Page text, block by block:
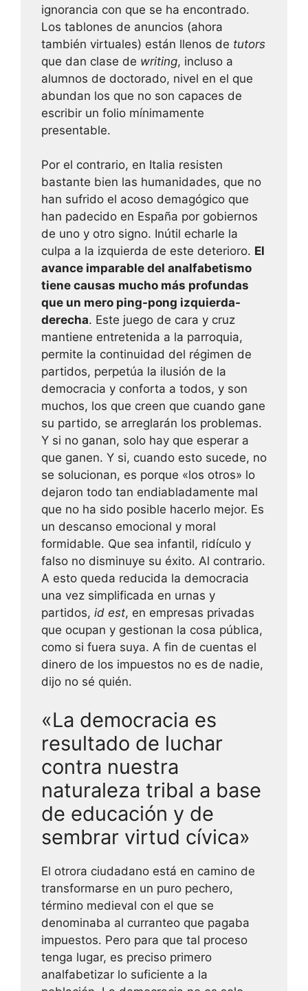
ignorancia con que se ha encontrado.
Los tablones de anuncios (ahora
también virtuales) están llenos de tutors
que dan clase de writing, incluso a
alumnos de doctorado, nivel en el que
abundan los que no son capaces de
escribir un folio mínimamente
presentable.
Por el contrario, en Italia resisten
bastante bien las humanidades, que no
han sufrido el acoso demagógico que
han padecido en España por gobiernos
de uno y otro signo. Inútil echarle la
culpa a la izquierda de este deterioro. El
avance imparable del analfabetismo
tiene causas mucho más profundas
que un mero ping-pong izquierda-
derecha. Este juego de cara y cruz
mantiene entretenida a la parroquia,
permite la continuidad del régimen de
partidos, perpetúa la ilusión de la
democracia y conforta a todos, y son
muchos, los que creen que cuando gane
su partido, se arreglarán los problemas.
Y si no ganan, solo hay que esperar a
que ganen. Y si, cuando esto sucede, no
se solucionan, es porque «los otros» lo
dejaron todo tan endiabladamente mal
que no ha sido posible hacerlo mejor. Es
un descanso emocional y moral
formidable. Que sea infantil, ridículo y
falso no disminuye su éxito. Al contrario.
A esto queda reducida la democracia
una vez simplificada en urnas y
partidos, id est, en empresas privadas
que ocupan y gestionan la cosa pública,
como si fuera suya. A fin de cuentas el
dinero de los impuestos no es de nadie,
dijo no sé quién.
«La democracia es
resultado de luchar
contra nuestra
naturaleza tribal a base
de educación y de
sembrar virtud cívica»
El otrora ciudadano está en camino de
transformarse en un puro pechero,
término medieval con el que se
denominaba al curranteo que pagaba
impuestos. Pero para que tal proceso
tenga lugar, es preciso primero
analfabetizar lo suficiente a la